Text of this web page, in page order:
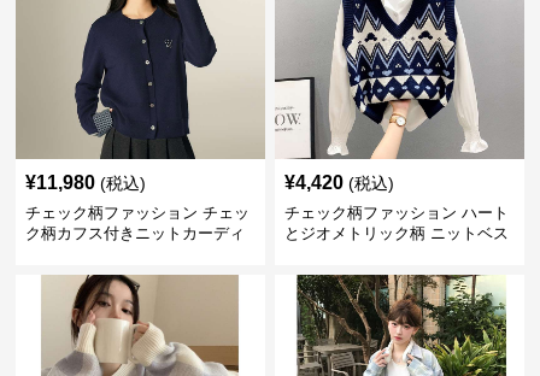
¥11,980 (税込)
チェック柄ファッション チェッ
ク柄カフス付きニットカーディ
¥4,420 (税込)
チェック柄ファッション ハート
とジオメトリック柄 ニットベス